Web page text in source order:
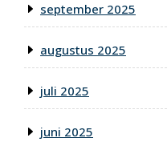
september 2025
augustus 2025
juli 2025
juni 2025